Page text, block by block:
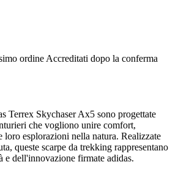
ordine Accreditati dopo la conferma
Terrex Skychaser Ax5 sono progettate
che vogliono unire comfort,
loro esplorazioni nella natura. Realizzate
queste scarpe da trekking rappresentano
e dell'innovazione firmate adidas.